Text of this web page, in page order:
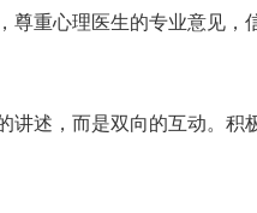
尊重心理医生的专业意见
讲述，而是双向的互动。